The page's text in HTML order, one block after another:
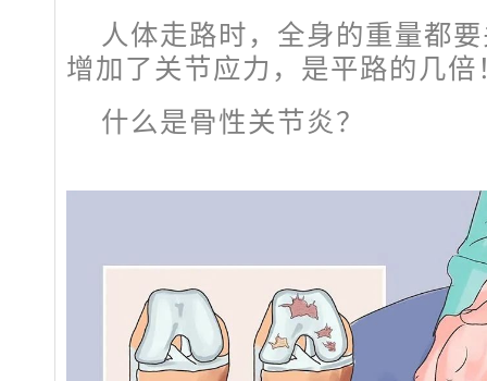
人体走路时，全身的重量都
增加了关节应力，是平路的几倍
什么是骨性关节炎？